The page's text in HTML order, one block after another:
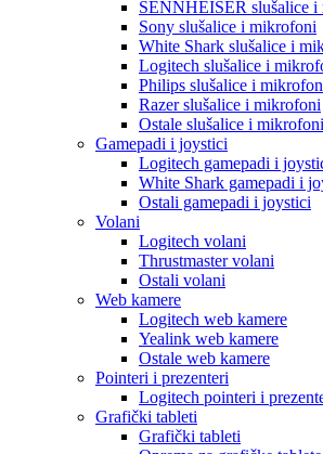
SENNHEISER slušalice i
Sony slušalice i mikrofoni
White Shark slušalice i
Logitech slušalice i
Philips slušalice i
Razer slušalice i mikrofoni
Ostale slušalice i mikrofoni
Gamepadi i joystici
Logitech gamepadi i
White Shark gamepadi i
Ostali gamepadi i joystici
Volani
Logitech volani
Thrustmaster volani
Ostali volani
Web kamere
Logitech web kamere
Yealink web kamere
Ostale web kamere
Pointeri i prezenteri
Logitech pointeri i
Grafički tableti
Grafički tableti